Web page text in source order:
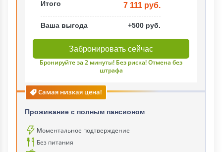
Итого 7 111 руб.
Ваша выгода +500 руб.
Забронировать сейчас
Бронируйте за 2 минуты! Без риска! Отмена без
штрафа
Самая низкая цена!
Проживание с полным пансионом
Моментальное подтверждение
Без питания